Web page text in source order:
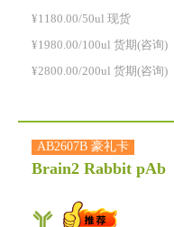
¥1180.00/50ul 现货
¥1980.00/100ul 货期(咨询)
¥2800.00/200ul 货期(咨询)
AB2607B 豪礼卡
Brain2 Rabbit pAb